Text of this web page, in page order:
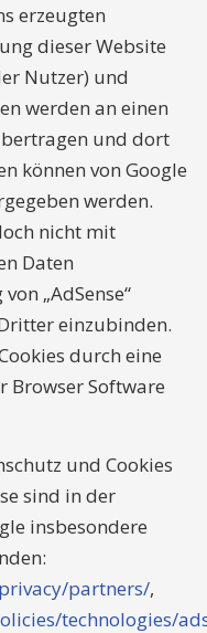
erzeugten
dieser Website
Nutzer) und
werden an einen
und dort
können von Google
werden.
nicht mit
Daten
„AdSense“
einzubinden.
durch eine
Browser Software
und Cookies
sind in der
insbesondere
partners/,
technologies/